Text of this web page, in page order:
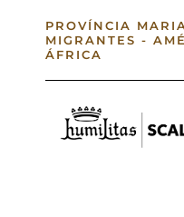
PROVÍNCIA
MIGRANTES -
ÁFRICA